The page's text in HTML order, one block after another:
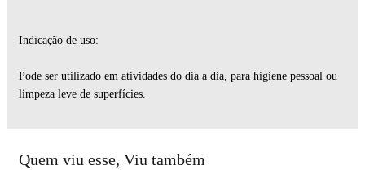
Indicação de uso:
Pode ser utilizado em atividades do dia a dia, para higiene pessoal ou
limpeza leve de superfícies.
Quem viu esse, Viu também